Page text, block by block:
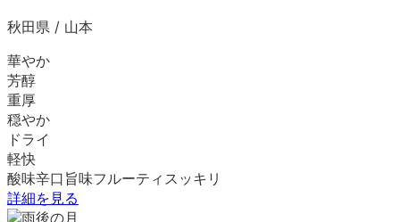
秋田県 / 山本
華やか
芳醇
重厚
穏やか
ドライ
軽快
酸味辛口 旨味フルーティ スッキリ
詳細を見る